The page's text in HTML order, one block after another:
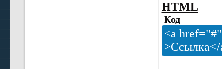
HTML
Код
<a
>Ссылка</